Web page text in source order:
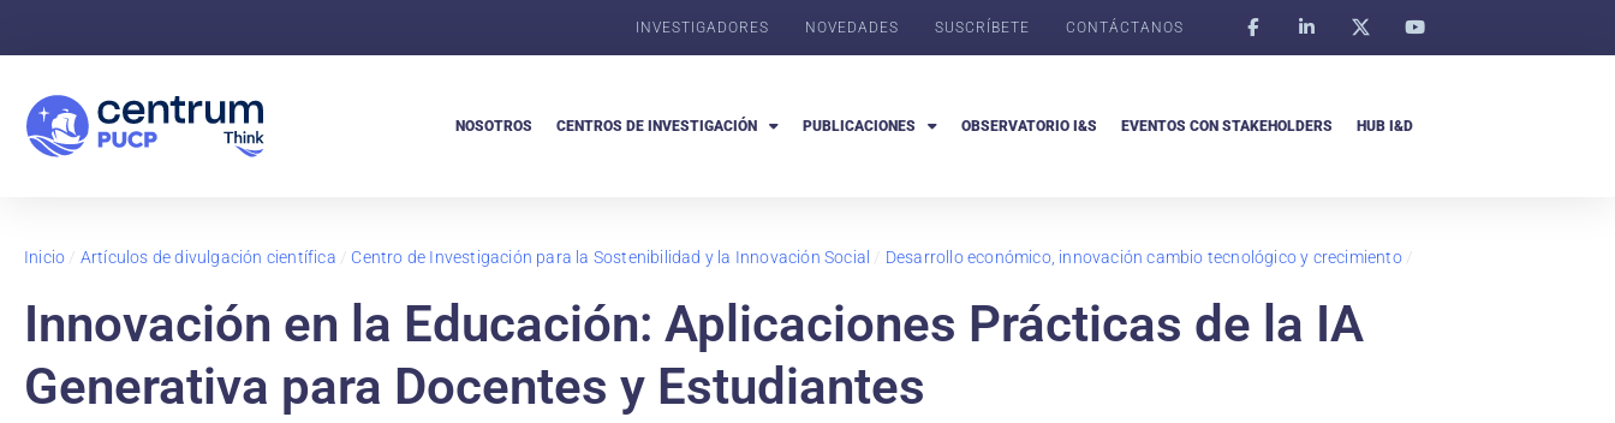
INVESTIGADORES NOVEDADES SUSCRÍBETE CONTÁCTANOS
NOSOTROS CENTROS DE INVESTIGACIÓN PUBLICACIONES OBSERVATORIO I&S EVENTOS CON STAKEHOLDERS HUB I&D
Inicio / Artículos de divulgación científica / Centro de Investigación para la Sostenibilidad y la Innovación Social / Desarrollo económico, innovación cambio tecnológico y crecimiento/
Innovación en la Educación: Aplicaciones Prácticas de la IA
Generativa para Docentes y Estudiantes